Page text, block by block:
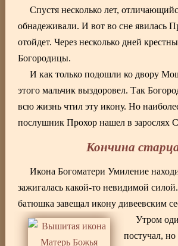
Спустя несколько лет,
обнадеживали. И вот во сне явилась
отойдет. Через несколько дней
Богородицы.
И как только подошли ко двору
этого мальчик выздоровел. Так
всю жизнь чтил эту икону. Но
послушник Прохор нашел в зарослях
Кончина
Икона Богоматери Умиление
зажигалась какой-то невидимой
батюшка завещал икону дивеевским
Утром
постучал,